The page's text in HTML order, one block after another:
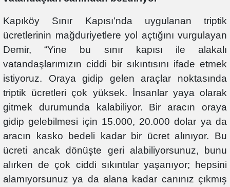
Kapıköy Sınır Kapısı’nda uygulanan triptik
ücretlerinin mağduriyetlere yol açtığını vurgulayan
Demir, “Yine bu sınır kapısı ile alakalı
vatandaşlarımızın ciddi bir sıkıntısını ifade etmek
istiyoruz. Oraya gidip gelen araçlar noktasında
triptik ücretleri çok yüksek. İnsanlar yaya olarak
gitmek durumunda kalabiliyor. Bir aracın oraya
gidip gelebilmesi için 15.000, 20.000 dolar ya da
aracın kasko bedeli kadar bir ücret alınıyor. Bu
ücreti ancak dönüşte geri alabiliyorsunuz, bunu
alırken de çok ciddi sıkıntılar yaşanıyor; hepsini
alamıyorsunuz ya da alana kadar canınız çıkmış